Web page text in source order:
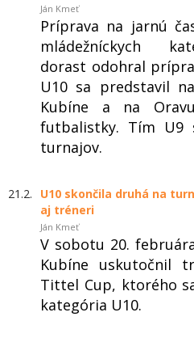
Ján Kmeť
Príprava na jarnú
mládežníckych
dorast odohral
U10 sa predstavil
Kubíne a na
futbalistky. Tím U9
turnajov.
21.2.
U10 skončila druhá na
aj tréneri
Ján Kmeť
V sobotu 20.
Kubíne uskutočnil
Tittel Cup, ktorého
kategória U10.